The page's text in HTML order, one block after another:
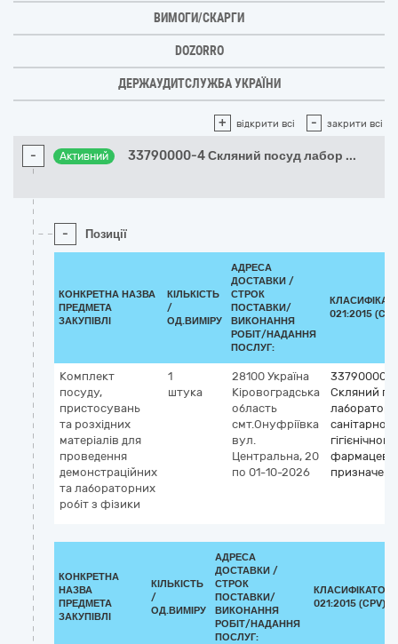
ВИМОГИ/СКАРГИ
DOZORRO
ДЕРЖАУДИТСЛУЖБА УКРАЇНИ
+ відкрити всі - закрити всі
- Активний 33790000-4 Скляний посуд лабор ...
- Позиції
КОНКРЕТНА НАЗВА
ПРЕДМЕТА
ЗАКУПІВЛІ
КІЛЬКІСТЬ
/
ОД.ВИМІРУ
АДРЕСА
ДОСТАВКИ /
СТРОК
ПОСТАВКИ/
ВИКОНАННЯ
РОБІТ/НАДАННЯ
ПОСЛУГ:
021:2015
Комплект
посуду,
пристосувань
та розхідних
матеріалів для
проведення
демонстраційних
та лабораторних
робіт з фізики
1
штука
28100 Україна
Кіровоградська
область
смт.Онуфріївка
вул.
Центральна, 20
по 01-10-2026
33790000-4
Скляний
санітарно-
КОНКРЕТНА
НАЗВА
ПРЕДМЕТА
ЗАКУПІВЛІ
КІЛЬКІСТЬ
/
ОД.ВИМІРУ
АДРЕСА
ДОСТАВКИ /
СТРОК
ПОСТАВКИ/
ВИКОНАННЯ
РОБІТ/НАДАННЯ
ПОСЛУГ:
КЛАСИФІКАТОР
021:2015 (CPV)